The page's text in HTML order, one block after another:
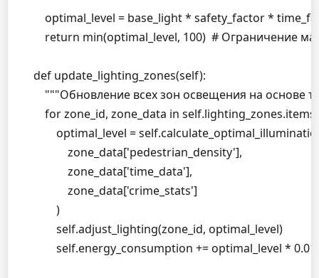
optimal_level = base_light * safety_factor *
return min(optimal_level, 100)  #
    def update_lighting_zones(self):
"""Обновление всех зон освещения на основе
for zone_id, zone_data in
optimal_level =
                zone_data['pedestrian_density'],
                zone_data['time_data'],
                zone_data['crime_stats']
            )
            self.adjust_lighting(zone_id, optimal_level)
self.energy_consumption += optimal_level